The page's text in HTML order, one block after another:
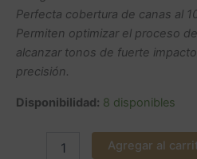
Perfecta cobertura de canas al
Permiten optimizar el proceso
alcanzar tonos de fuerte
precisión.
Disponibilidad: 8 disponibles
Agregar al